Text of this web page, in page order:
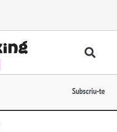
Subscriu-te